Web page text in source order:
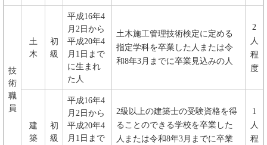
技
術
職
員
土
木
初
級
平成16年4
月2日から
平成20年4
月1日まで
に生まれ
た人
土木施工管理技術検定に定める
指定学科を卒業した人または令
和8年3月までに卒業見込みの人
2
人
程
度
建
築
初
級
平成16年4
月2日から
平成20年4
月1日まで
2級以上の建築士の受験資格を得
ることのできる学校を卒業した
人または令和8年3月までに卒業
1
人
程